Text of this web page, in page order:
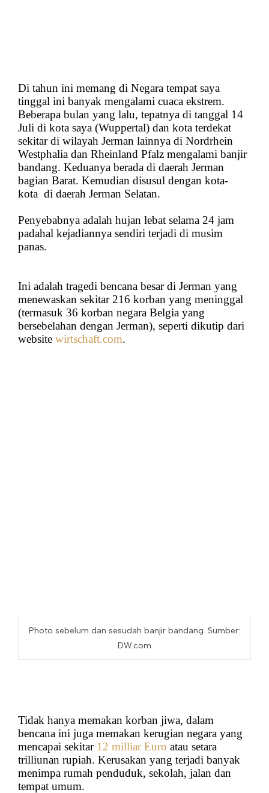
Di tahun ini memang di Negara tempat saya
tinggal ini banyak mengalami cuaca ekstrem.
Beberapa bulan yang lalu, tepatnya di tanggal 14
Juli di kota saya (Wuppertal) dan kota terdekat
sekitar di wilayah Jerman lainnya di Nordrhein
Westphalia dan Rheinland Pfalz mengalami banjir
bandang. Keduanya berada di daerah Jerman
bagian Barat. Kemudian disusul dengan kota-
kota di daerah Jerman Selatan.
Penyebabnya adalah hujan lebat selama 24 jam
padahal kejadiannya sendiri terjadi di musim
panas.
Ini adalah tragedi bencana besar di Jerman yang
menewaskan sekitar 216 korban yang meninggal
(termasuk 36 korban negara Belgia yang
bersebelahan dengan Jerman), seperti dikutip dari
website wirtschaft.com.
Photo sebelum dan sesudah banjir bandang. Sumber:
DW.com
Tidak hanya memakan korban jiwa, dalam
bencana ini juga memakan kerugian negara yang
mencapai sekitar 12 milliar Euro atau setara
trilliunan rupiah. Kerusakan yang terjadi banyak
menimpa rumah penduduk, sekolah, jalan dan
tempat umum.